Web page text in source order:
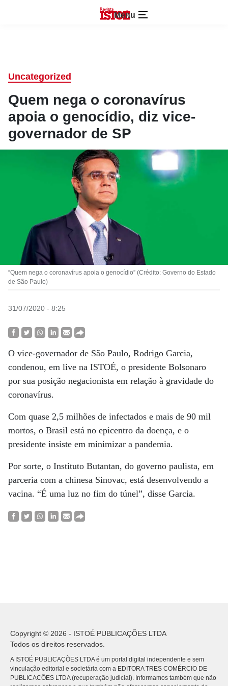
Menu
Uncategorized
Quem nega o coronavírus
apoia o genocídio, diz vice-
governador de SP
“Quem nega o coronavírus apoia o genocídio” (Crédito: Governo do Estado
de São Paulo)
31/07/2020 - 8:25
O vice-governador de São Paulo, Rodrigo Garcia,
condenou, em live na ISTOÉ, o presidente Bolsonaro
por sua posição negacionista em relação à gravidade do
coronavírus.
Com quase 2,5 milhões de infectados e mais de 90 mil
mortos, o Brasil está no epicentro da doença, e o
presidente insiste em minimizar a pandemia.
Por sorte, o Instituto Butantan, do governo paulista, em
parceria com a chinesa Sinovac, está desenvolvendo a
vacina. “É uma luz no fim do túnel”, disse Garcia.
Copyright © 2026 - ISTOÉ PUBLICAÇÕES LTDA
Todos os direitos reservados.
A ISTOÉ PUBLICAÇÕES LTDA é um portal digital independente e sem
vinculação editorial e societária com a EDITORA TRES COMÉRCIO DE
PUBLICACÕES LTDA (recuperação judicial). Informamos também que não